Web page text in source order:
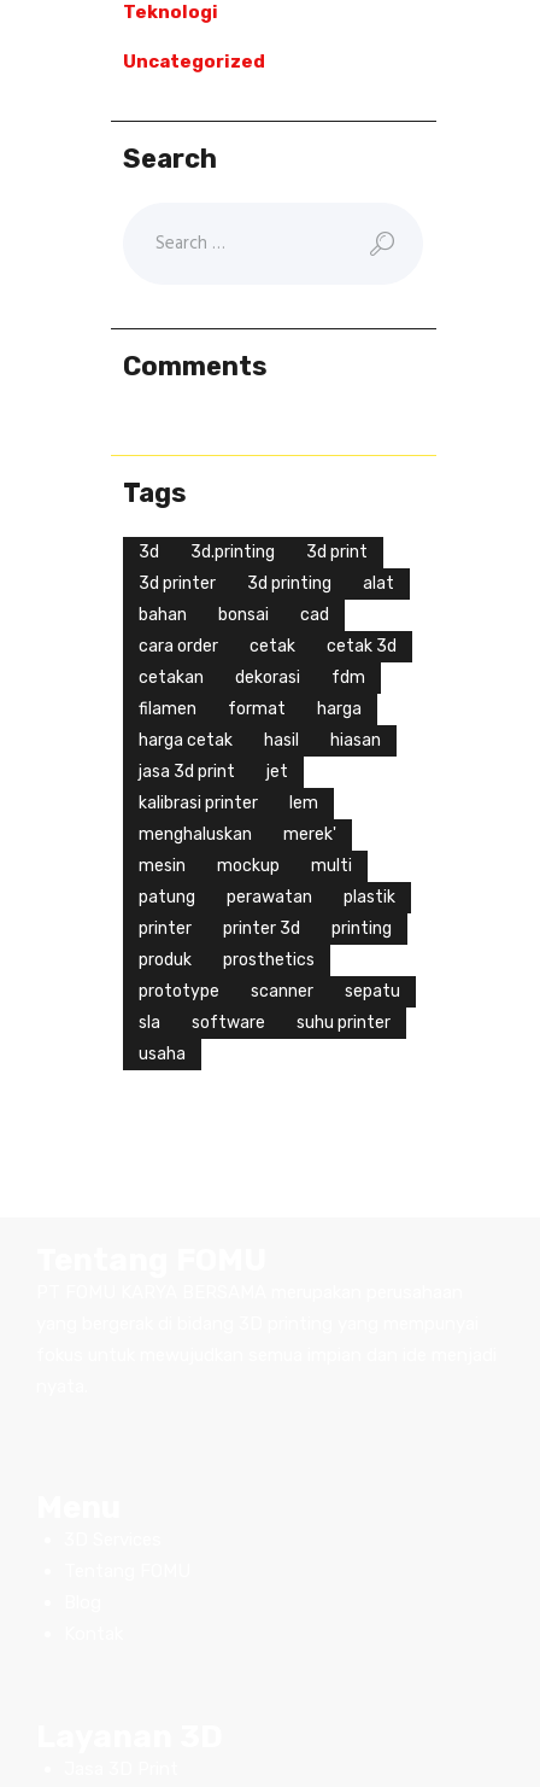
Teknologi
Uncategorized
Search
Comments
Tags
3d 3d.printing
3d print
3d printer
3d printing
alat
bahan
bonsai
cad
cara order
cetak
cetak 3d
cetakan
dekorasi
fdm
filamen
format
harga
harga cetak
hasil
hiasan
jasa 3d print
jet
kalibrasi printer
lem
menghaluskan
merek'
mesin
mockup
multi
patung
perawatan
plastik
printer
printer 3d
printing
produk
prosthetics
prototype
scanner
sepatu
sla
software
suhu printer
usaha